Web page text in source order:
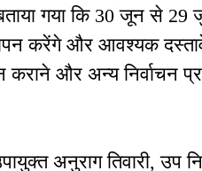
बताया गया कि 30 जून से
करेंगे और आवश्यक
कराने और अन्य निर्वाचन
अनुराग तिवारी, उप